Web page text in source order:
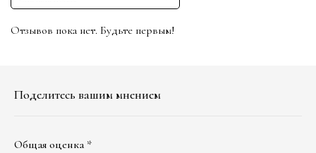
Отзывов пока нет. Будьте первым!
Поделитесь вашим мнением
Общая оценка *